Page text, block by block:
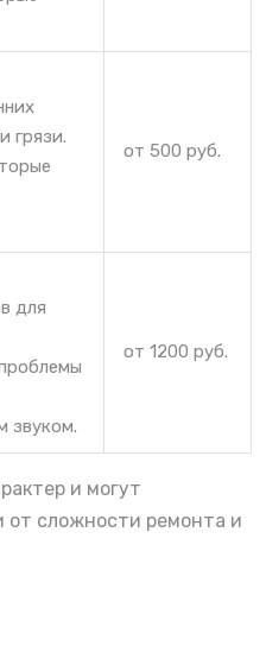
грязи.
от 500 руб.
для
звуком.
от 1200 руб.
и могут
от сложности ремонта и